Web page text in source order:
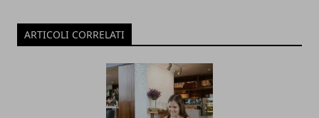
ARTICOLI CORRELATI